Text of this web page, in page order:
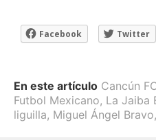
Facebook Twitter
En este artículo Cancún
Futbol Mexicano, La Jaiba
liguilla, Miguel Ángel Bravo,